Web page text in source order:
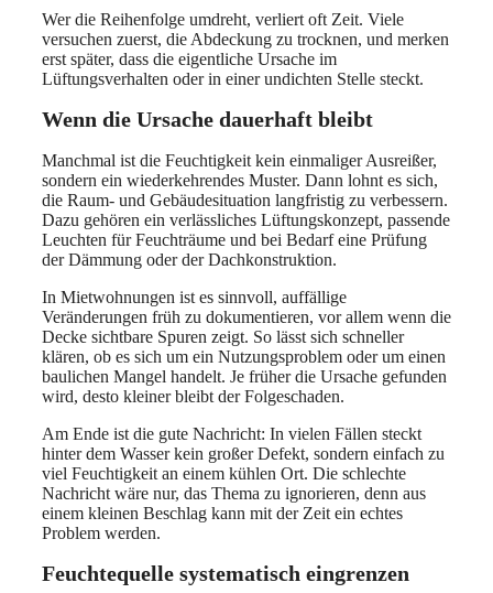
Wer die Reihenfolge umdreht, verliert oft Zeit. Viele
versuchen zuerst, die Abdeckung zu trocknen, und merken
erst später, dass die eigentliche Ursache im
Lüftungsverhalten oder in einer undichten Stelle steckt.
Wenn die Ursache dauerhaft bleibt
Manchmal ist die Feuchtigkeit kein einmaliger Ausreißer,
sondern ein wiederkehrendes Muster. Dann lohnt es sich,
die Raum- und Gebäudesituation langfristig zu verbessern.
Dazu gehören ein verlässliches Lüftungskonzept, passende
Leuchten für Feuchträume und bei Bedarf eine Prüfung
der Dämmung oder der Dachkonstruktion.
In Mietwohnungen ist es sinnvoll, auffällige
Veränderungen früh zu dokumentieren, vor allem wenn die
Decke sichtbare Spuren zeigt. So lässt sich schneller
klären, ob es sich um ein Nutzungsproblem oder um einen
baulichen Mangel handelt. Je früher die Ursache gefunden
wird, desto kleiner bleibt der Folgeschaden.
Am Ende ist die gute Nachricht: In vielen Fällen steckt
hinter dem Wasser kein großer Defekt, sondern einfach zu
viel Feuchtigkeit an einem kühlen Ort. Die schlechte
Nachricht wäre nur, das Thema zu ignorieren, denn aus
einem kleinen Beschlag kann mit der Zeit ein echtes
Problem werden.
Feuchtequelle systematisch eingrenzen